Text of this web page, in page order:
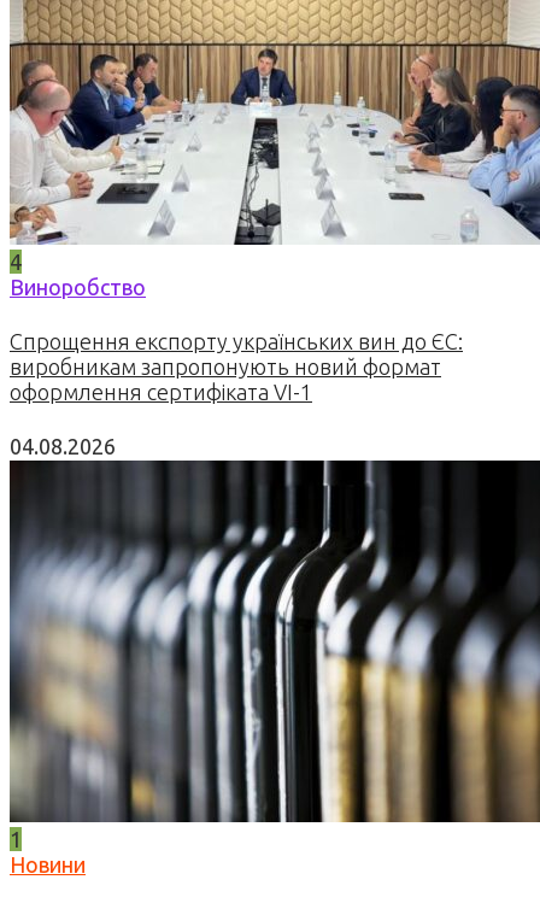
4
Виноробство
Спрощення експорту українських вин до ЄС:
виробникам запропонують новий формат
оформлення сертифіката VI-1
04.08.2026
1
Новини